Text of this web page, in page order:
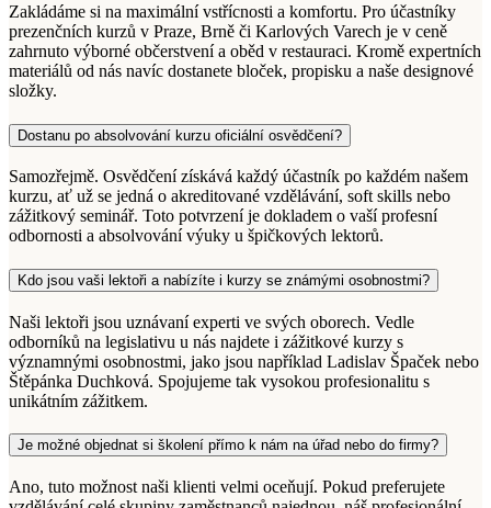
Zakládáme si na maximální vstřícnosti a komfortu. Pro účastníky
prezenčních kurzů v Praze, Brně či Karlových Varech je v ceně
zahrnuto výborné občerstvení a oběd v restauraci. Kromě expertních
materiálů od nás navíc dostanete bloček, propisku a naše designové
složky.
Dostanu po absolvování kurzu oficiální osvědčení?
Samozřejmě. Osvědčení získává každý účastník po každém našem
kurzu, ať už se jedná o akreditované vzdělávání, soft skills nebo
zážitkový seminář. Toto potvrzení je dokladem o vaší profesní
odbornosti a absolvování výuky u špičkových lektorů.
Kdo jsou vaši lektoři a nabízíte i kurzy se známými osobnostmi?
Naši lektoři jsou uznávaní experti ve svých oborech. Vedle
odborníků na legislativu u nás najdete i zážitkové kurzy s
významnými osobnostmi, jako jsou například Ladislav Špaček nebo
Štěpánka Duchková. Spojujeme tak vysokou profesionalitu s
unikátním zážitkem.
Je možné objednat si školení přímo k nám na úřad nebo do firmy?
Ano, tuto možnost naši klienti velmi oceňují. Pokud preferujete